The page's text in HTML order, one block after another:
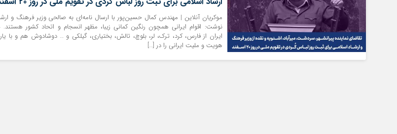
موکریان آنلاین | مهندس کمال حسین‌پور با ارسال نامه‌ای به صالحی وزیر فرهنگ و
نوشت: اقوام ایرانی همچون رنگین کمانی زیبا، مظهر انسجام و اتحاد کشور
ایران از فارس، کرد، ترک، لر، بلوچ، تالش، بختیاری، گیلکی و … دوشادوش هم و با
هویت و ملیت ایرانی را در […]